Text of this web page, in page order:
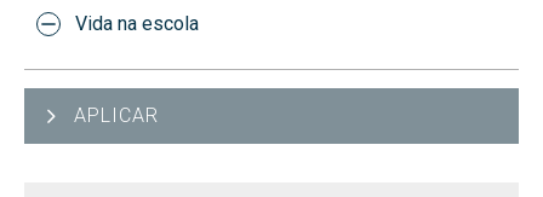
Vida na escola
APLICAR